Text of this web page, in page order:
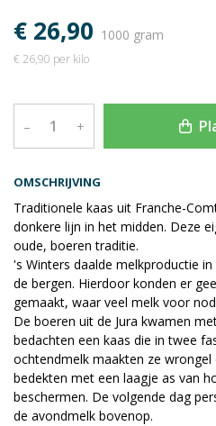
OMSCHRIJVING
Traditionele kaas uit Franche-
donkere lijn in het midden. Deze
oude, boeren traditie.
's Winters daalde melkproductie
de bergen. Hierdoor konden er
gemaakt, waar veel melk voor
De boeren uit de Jura kwamen
bedachten een kaas die in twee
ochtendmelk maakten ze
bedekten met een laagje as van
beschermen. De volgende dag
de avondmelk bovenop.
€ 26,90 1000 gram
€ 26,90 per kilo
– +